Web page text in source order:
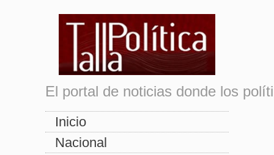
El portal de noticias donde los
Inicio
Nacional